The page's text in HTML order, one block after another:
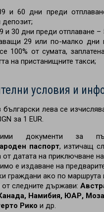
и 60 дни преди
депозит;
и 30 дни преди отплаване –
29 или по-малко дни
100% от сумата,
на пристанищните такси;
условия и
български лева се
за 1 EUR.
документи за
паспорт, изтичащ
датата на приключване
е издаване на
граждани ако по
от следните държави:
Намибия, ЮАР,
Рико и др.